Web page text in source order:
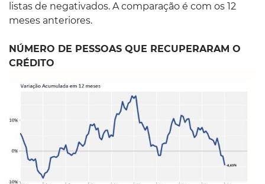
listas de negativados. A comparação é com os 12
meses anteriores.
NÚMERO DE PESSOAS QUE RECUPERARAM O
CRÉDITO